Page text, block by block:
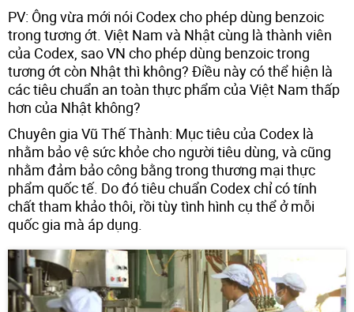
PV: Ông vừa mới nói Codex cho phép dùng benzoic
trong tương ớt. Việt Nam và Nhật cùng là thành viên
của Codex, sao VN cho phép dùng benzoic trong
tương ớt còn Nhật thì không? Điều này có thể hiện là
các tiêu chuẩn an toàn thực phẩm của Việt Nam thấp
hơn của Nhật không?
Chuyên gia Vũ Thế Thành: Mục tiêu của Codex là
nhằm bảo vệ sức khỏe cho người tiêu dùng, và cũng
nhằm đảm bảo công bằng trong thương mại thực
phẩm quốc tế. Do đó tiêu chuẩn Codex chỉ có tính
chất tham khảo thôi, rồi tùy tình hình cụ thể ở mỗi
quốc gia mà áp dụng.